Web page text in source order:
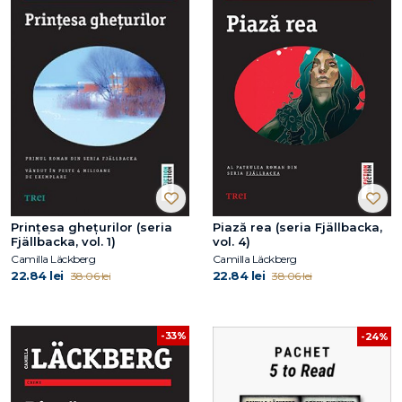
Prinţesa gheţurilor (seria
Fjällbacka, vol. 1)
Camilla Läckberg
22.84 lei 38.06 lei
Piază rea (seria Fjällbacka,
vol. 4)
Camilla Läckberg
22.84 lei 38.06 lei
-33% -24%